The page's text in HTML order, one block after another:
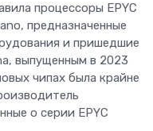
процессоры EPYC
предназначенные
и пришедшие
выпущенным в 2023
чипах была крайне
о серии EPYC